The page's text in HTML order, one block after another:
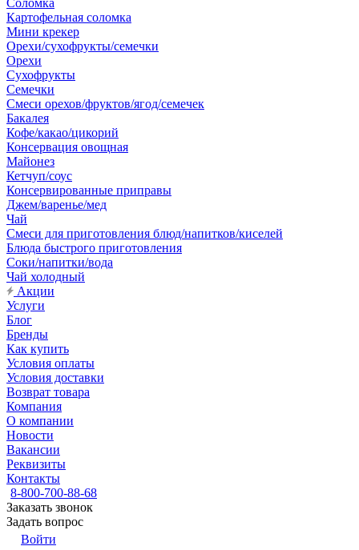
Соломка
Картофельная соломка
Мини крекер
Орехи/сухофрукты/семечки
Орехи
Сухофрукты
Семечки
Смеси орехов/фруктов/ягод/семечек
Бакалея
Кофе/какао/цикорий
Консервация овощная
Майонез
Кетчуп/соус
Консервированные приправы
Джем/варенье/мед
Чай
Смеси для приготовления блюд/напитков/киселей
Блюда быстрого приготовления
Соки/напитки/вода
Чай холодный
Акции
Услуги
Блог
Бренды
Как купить
Условия оплаты
Условия доставки
Возврат товара
Компания
О компании
Новости
Вакансии
Реквизиты
Контакты
8-800-700-88-68
Заказать звонок
Задать вопрос
Войти